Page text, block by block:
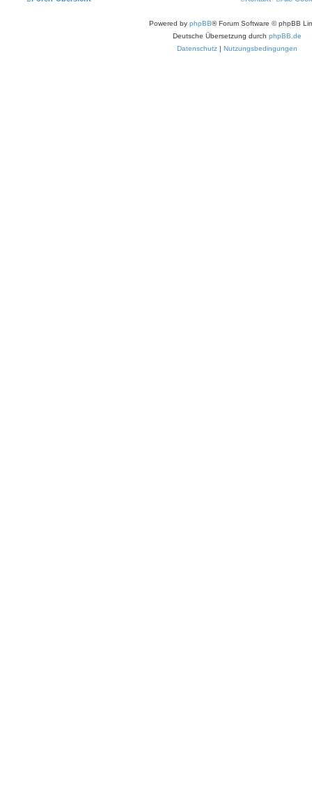
Powered by phpBB® Forum Software © phpBB
Deutsche Übersetzung durch phpBB.de
Datenschutz | Nutzungsbedingungen